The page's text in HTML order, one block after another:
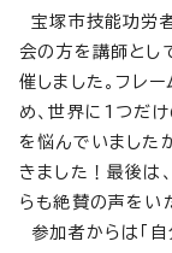
宝塚市技能功労
会の方を講師とし
催しました。フレ
め、世界に1つだ
を悩んでいましたが
きました！最後は
らも絶賛の声をい
参加者からは「自